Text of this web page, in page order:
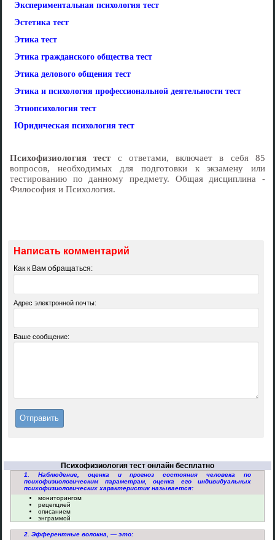
Экспериментальная психология тест
Эстетика тест
Этика тест
Этика гражданского общества тест
Этика делового общения тест
Этика и психология профессиональной деятельности тест
Этнопсихология тест
Юридическая психология тест
Психофизиология тестс ответами, включает в себя 85
вопросов, необходимых для подготовки к экзамену или
тестированию по данному предмету. Общая дисциплина -
Философия и Психология.
Написать комментарий
Как к Вам обращаться:
Адрес электронной почты:
Ваше сообщение:
Психофизиология тест онлайн бесплатно
1. Наблюдение, оценка и прогноз состояния человека по
психофизиологическим параметрам, оценка его индивидуальных
психофизиологических характеристик называется:
мониторингом
рецепцией
описанием
энграммой
2. Эфферентные волокна, — это: